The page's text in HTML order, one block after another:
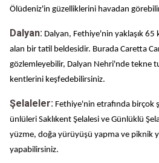
Ölüdeniz'in güzelliklerini havadan
Dalyan: Dalyan, Fethiye'nin yaklaşık
alan bir tatil beldesidir. Burada Caretta
gözlemleyebilir, Dalyan Nehri'nde tekne
kentlerini keşfedebilirsiniz.
Şelaleler: Fethiye'nin etrafında birçok
ünlüleri Saklıkent Şelalesi ve Günlüklü
yüzme, doğa yürüyüşü yapma ve piknik
yapabilirsiniz.